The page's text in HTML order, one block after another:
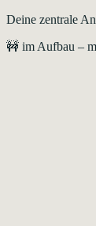
Deine zentrale
🚧 im Aufbau –